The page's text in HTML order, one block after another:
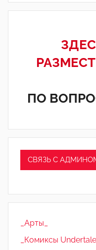
ПО
СВЯЗЬ С
_Арты_
_Комиксы Undertale_